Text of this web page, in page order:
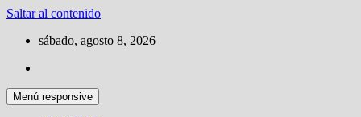
Saltar al contenido
sábado, agosto 8, 2026
Menú responsive